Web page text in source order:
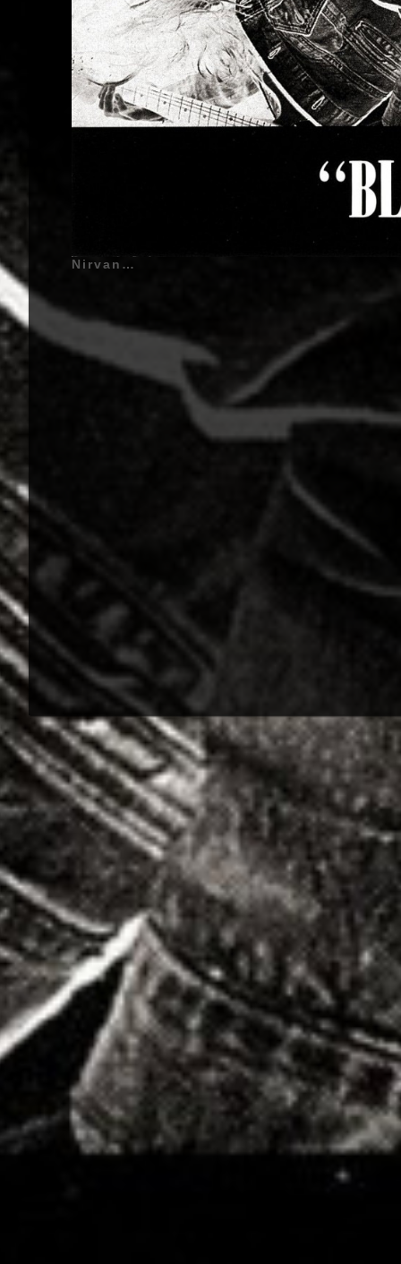
Nirvana - Bleach - 1989 | Kurt Cobain (Kurt Donald Cobain) - 20 Février 1967 - Aberdeen, Washington, États-Unis d'Amérique - Chant, Guitare (1987 - 1994), Krist Novoselic (Krist Anthony Novoselic) - 16 Mai 1965 - Compton, Californie, États-Unis d'Amérique - Guitare Basse (1987 - 1994), Chad Channing - 31 Janvier 1967 - Santa Rosa, Californie, États-Unis d'Amérique - Batterie - Cymbales (1988 - 1990) | Genre : Grunge, Sludge Metal, Hard Rock, Punk Rock, Indie Rock | Pochette d'Album